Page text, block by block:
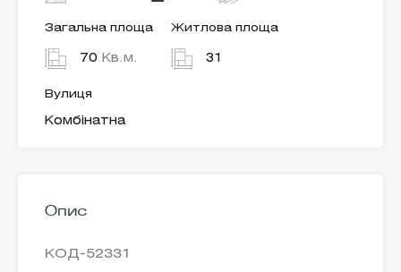
Загальна площа
70 Кв.м.
Житлова площа
31
Вулиця
Комбінатна
Опис
КОД-52331